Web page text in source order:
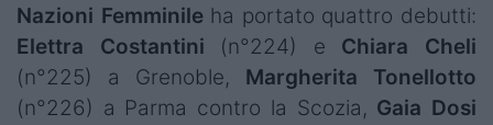
Nazioni Femminileha portato quattro debutti:
Elettra
Costantini (n°224) e Chiara
Cheli
(n°225) a Grenoble, Margherita Tonellotto
(n°226) a Parma contro la Scozia, Gaia Dosi